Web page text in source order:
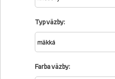
Typ väzby:
Farba väzby: